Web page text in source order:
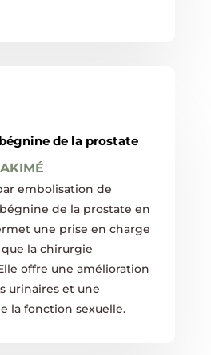
de la prostate
embolisation de
de la prostate en
une prise en charge
la chirurgie
offre une amélioration
urinaires et une
la fonction sexuelle.